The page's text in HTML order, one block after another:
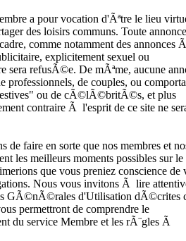
a pour vocation d'Ãªtre le lieu
des loisirs communs. Toute annonce
comme notamment des annonces
explicitement sexuel ou
sera refusÃ©e. De mÃªme, aucune
professionnels, de couples, ou
ou de cÃ©lÃ©britÃ©s, et plus
contraire Ã l'esprit de ce site ne
de faire en sorte que nos membres et
les meilleurs moments possibles sur le
que vous preniez conscience de
Nous vous invitons Ã lire
GÃ©nÃ©rales d'Utilisation dÃ©crites
permettront de comprendre le
du service Membre et les rÃ¨gles Ã